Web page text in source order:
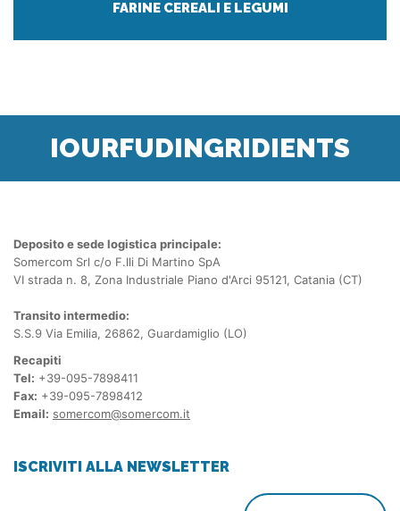
FARINE CEREALI E LEGUMI
IOURFUDINGRIDIENTS
Deposito e sede logistica principale:
Somercom Srl c/o F.lli Di Martino SpA
VI strada n. 8, Zona Industriale Piano d'Arci 95121, Catania (CT)
Transito intermedio:
S.S.9 Via Emilia, 26862, Guardamiglio (LO)
Recapiti
Tel: +39-095-7898411
Fax: +39-095-7898412
Email: somercom@somercom.it
ISCRIVITI ALLA NEWSLETTER